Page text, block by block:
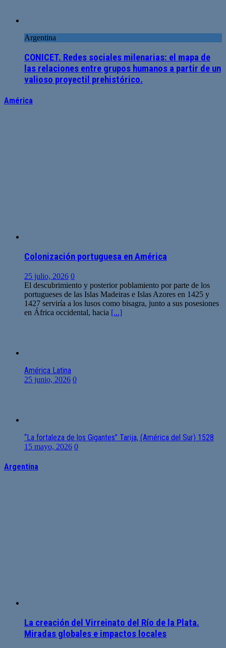
Argentina
CONICET. Redes sociales milenarias: el mapa de
las relaciones entre grupos humanos a partir de un
valioso proyectil prehistórico.
América
Colonización portuguesa en América
25 julio, 2026 0
El descubrimiento y posterior poblamiento por parte de los
portugueses de las Islas Madeiras e Islas Azores en 1425 y
1427 serviría a los lusos como bisagra, junto a sus posesiones
en África occidental, hacia [...]
América Latina
25 junio, 2026 0
“La fortaleza de los Gigantes” Tarija, (América del Sur) 1528
15 mayo, 2026 0
Argentina
La creación del Virreinato del Río de la Plata.
Miradas globales e impactos locales